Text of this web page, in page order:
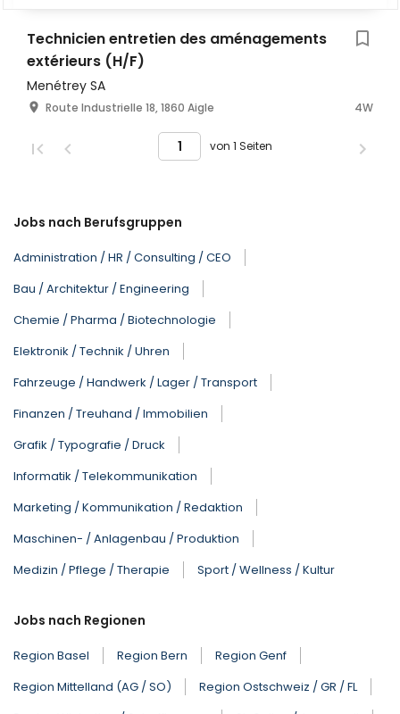
Technicien entretien des aménagements
extérieurs (H/F)
Menétrey SA
Route Industrielle 18, 1860 Aigle 4W
von 1 Seiten
Jobs nach Berufsgruppen
Administration / HR / Consulting / CEO
Bau / Architektur / Engineering
Chemie / Pharma / Biotechnologie
Elektronik / Technik / Uhren
Fahrzeuge / Handwerk / Lager / Transport
Finanzen / Treuhand / Immobilien
Grafik / Typografie / Druck
Informatik / Telekommunikation
Marketing / Kommunikation / Redaktion
Maschinen- / Anlagenbau / Produktion
Medizin / Pflege / Therapie
Sport / Wellness / Kultur
Jobs nach Regionen
Region Basel Region Bern
Region Genf
Region Mittelland (AG / SO)
Region Ostschweiz / GR / FL